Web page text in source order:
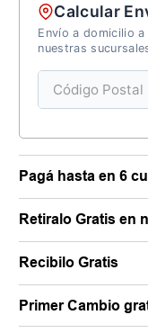
Calcular
Envío a domicilio
nuestras
Pagá hasta en 6
Retiralo Gratis en
Recibilo Gratis
Primer Cambio